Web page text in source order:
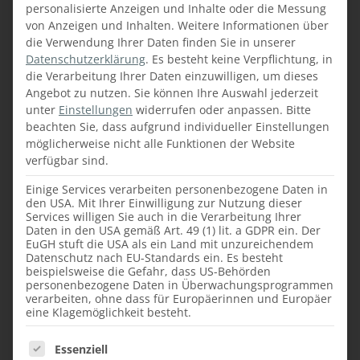
DIE MODERNISIERUNG
DES VORZIMMERS
Beim Vorzimmer passen die neuen Möbel zu
den bestehenden Innentüren in Ahorn
furniert. Die Farbe von Echtholz verändert
sich im Laufe der Jahre durch die Sonne.
Trotzdem ist es auch nach Jahren möglich,
bestehende Möbel mit neuen Möbeln zu
ergänzen, denn in der Faustmann
Möbelmanufaktur werden die Möbelstücke
der Farbe entsprechend angepasst und
gebeizt.
wurden mehrere Laden sowie eine Klappe
personalisierte Anzeigen und Inhalte oder die Messung
von Anzeigen und Inhalten. Weitere Informationen über
die Verwendung Ihrer Daten finden Sie in unserer
Datenschutzerklärung. Es besteht keine Verpflichtung, in
die Verarbeitung Ihrer Daten einzuwilligen, um dieses
Angebot zu nutzen. Sie können Ihre Auswahl jederzeit
unter Einstellungen widerrufen oder anpassen. Bitte
beachten Sie, dass aufgrund individueller Einstellungen
möglicherweise nicht alle Funktionen der Website
verfügbar sind.
Einige Services verarbeiten personenbezogene Daten in
den USA. Mit Ihrer Einwilligung zur Nutzung dieser
Services willigen Sie auch in die Verarbeitung Ihrer
Daten in den USA gemäß Art. 49 (1) lit. a GDPR ein. Der
EuGH stuft die USA als ein Land mit unzureichendem
Datenschutz nach EU-Standards ein. Es besteht
beispielsweise die Gefahr, dass US-Behörden
personenbezogene Daten in Überwachungsprogrammen
verarbeiten, ohne dass für Europäerinnen und Europäer
eine Klagemöglichkeit besteht.
Es folgt eine Liste der Service-Gruppen, für die
Essenziell